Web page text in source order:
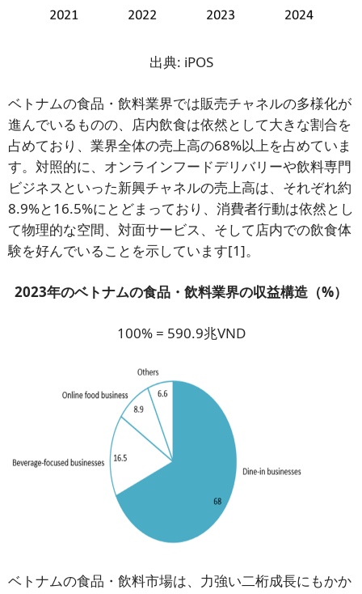
出典: iPOS
ベトナムの食品・飲料業界では販売チャネルの多様化が
進んでいるものの、店内飲食は依然として大きな割合を
占めており、業界全体の売上高の68%以上を占めていま
す。対照的に、オンラインフードデリバリーや飲料専門
ビジネスといった新興チャネルの売上高は、それぞれ約
8.9%と16.5%にとどまっており、消費者行動は依然とし
て物理的な空間、対面サービス、そして店内での飲食体
験を好んでいることを示しています[1]。
2023年のベトナムの食品・飲料業界の収益構造（%）
100% = 590.9兆VND
ベトナムの食品・飲料市場は、力強い二桁成長にもかか